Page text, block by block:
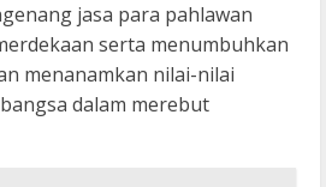
jasa para pahlawan
serta menumbuhkan
menanamkan nilai-nilai
dalam merebut